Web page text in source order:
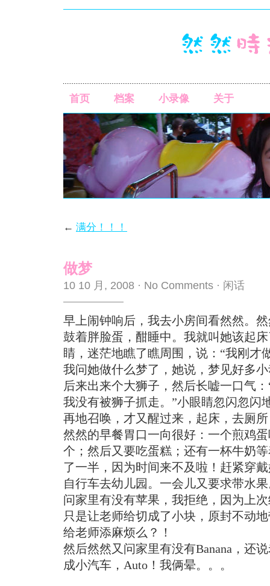
首页 档案 小录像 关于
← 满分！！！
做梦
10 10 月, 2008 · No Comments · 闲话
早上闹钟响后，我去小房间看然然。
鼓着胖脸蛋，酣睡中。我就叫她该起
睛，迷茫地瞧了瞧周围，说：“我刚才
我问她做什么梦了，她说，梦见好多
后来出来个大狮子，然后长嘘一口气
我没有被狮子抓走。”小眼睛忽闪忽闪
再地召唤，才又醒过来，起床，去厕
然然的早餐胃口一向很好：一个煎鸡
个；然后又要吃蛋糕；还有一杯牛奶
了一半，因为时间来不及啦！赶紧穿
自行车去幼儿园。一会儿又要求带水
问家里有没有苹果，我拒绝，因为上
只是让老师给切成了小块，原封不动
给老师添麻烦么？！
然后然然又问家里有没有Banana，还
成小汽车，Auto！我俩晕。。。